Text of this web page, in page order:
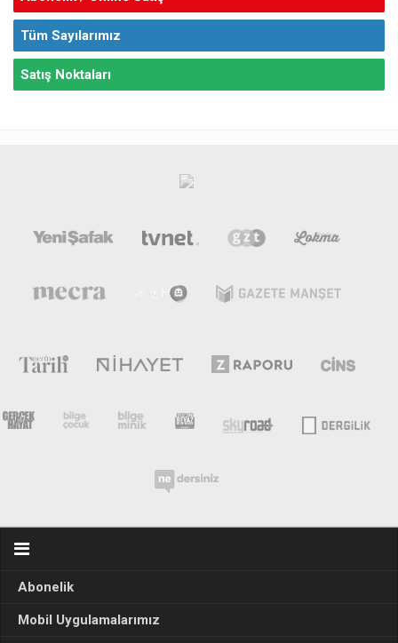
Tüm Sayılarımız
Satış Noktaları
Abonelik
Mobil Uygulamalarımız